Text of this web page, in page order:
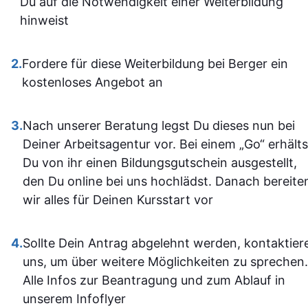
Insgesamt ist der
alle, die sich im Bereich
SPS weiterbilden oder
Sehr empfehlenswert! 👍
dann gut
allem
einiges
und fühle
im
jetzt
sicherer.
hinweist
2.Fordere für diese Weiterbildung bei Berger ein
kostenloses Angebot an
3.Nach unserer Beratung legst Du dieses nun bei
Deiner Arbeitsagentur vor. Bei einem „Go“
Du von ihr einen Bildungsgutschein ausgestellt,
den Du online bei uns hochlädst. Danach
wir alles für Deinen Kursstart vor
4.Sollte Dein Antrag abgelehnt werden,
uns, um über weitere Möglichkeiten zu sprechen.
Alle Infos zur Beantragung und zum Ablauf in
unserem Infoflyer